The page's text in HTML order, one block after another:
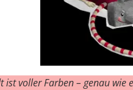
ist voller Farben – genau wie